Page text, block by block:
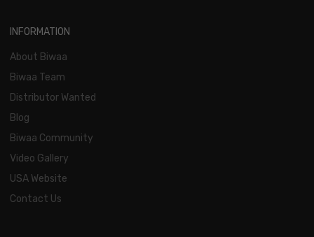
INFORMATION
About Biwaa
Biwaa Team
Distributor Wanted
Blog
Biwaa Community
Video Gallery
USA Website
Contact Us